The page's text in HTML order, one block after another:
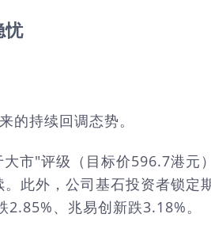
忧
持续回调态势。
市"评级（目标价596.7港元
此外，公司基石投资者锁定
、兆易创新跌3.18%。